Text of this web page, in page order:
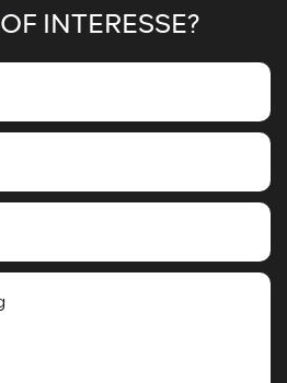
OF INTERESSE?